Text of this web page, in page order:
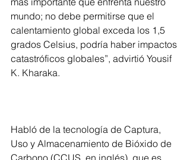
mundo; no debe permitirse que el
calentamiento global exceda los 1,5
grados Celsius, podría haber impactos
catastróficos globales”, advirtió Yousif
K. Kharaka.
Habló de la tecnología de Captura,
Uso y Almacenamiento de Bióxido de
Carbono (CCUS, en inglés), que es